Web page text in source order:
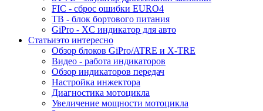
FIC - сброс ошибки EURO4
TB - блок бортового питания
GiPro - XC индикатор для авто
Статьиэто интересно
Обзор блоков GiPro/ATRE и X-TRE
Видео - работа индикаторов
Обзор индикаторов передач
Настройка инжектора
Диагноcтика мотоцикла
Увеличение мощности мотоцикла